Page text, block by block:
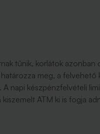
tűnik, korlátok azonban
meg, a felvehető
napi készpénzfelvételi
ATM ki is fogja